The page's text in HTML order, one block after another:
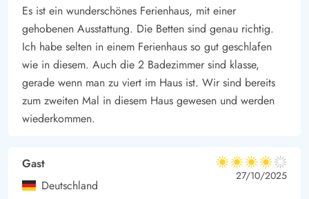
Runde Minigolf vergnügen können. Die wilden Wellen, und
weißen Strände der Nordsee sind 3,5 km entfernt.
Es ist ein wunderschönes Ferienhaus, mit einer
gehobenen Ausstattung. Die Betten sind genau richtig.
Ich habe selten in einem Ferienhaus so gut geschlafen
wie in diesem. Auch die 2 Badezimmer sind klasse,
gerade wenn man zu viert im Haus ist. Wir sind bereits
zum zweiten Mal in diesem Haus gewesen und werden
wiederkommen.
Gast
Deutschland
4 von 5
4 von 5
4 out of 5
27/10/2025